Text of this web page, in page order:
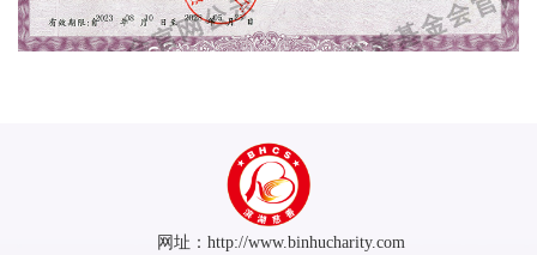
网址：http://www.binhucharity.com